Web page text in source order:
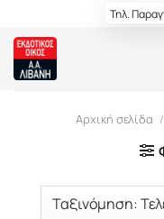
content
Τηλ.
Αρχική σελίδα /